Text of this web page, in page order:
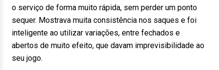
o serviço de forma muito rápida, sem perder um ponto
sequer. Mostrava muita consistência nos saques e foi
inteligente ao utilizar variações, entre fechados e
abertos de muito efeito, que davam imprevisibilidade ao
seu jogo.